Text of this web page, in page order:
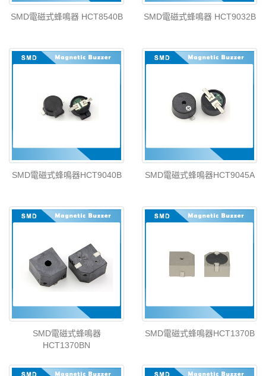
SMD電磁式蜂鳴器 HCT8540B SMD電磁式蜂鳴器 HCT9032B
SMD電磁式蜂鳴器HCT9040B SMD電磁式蜂鳴器HCT9045A
SMD電磁式蜂鳴器
HCT1370BN
SMD電磁式蜂鳴器HCT1370B